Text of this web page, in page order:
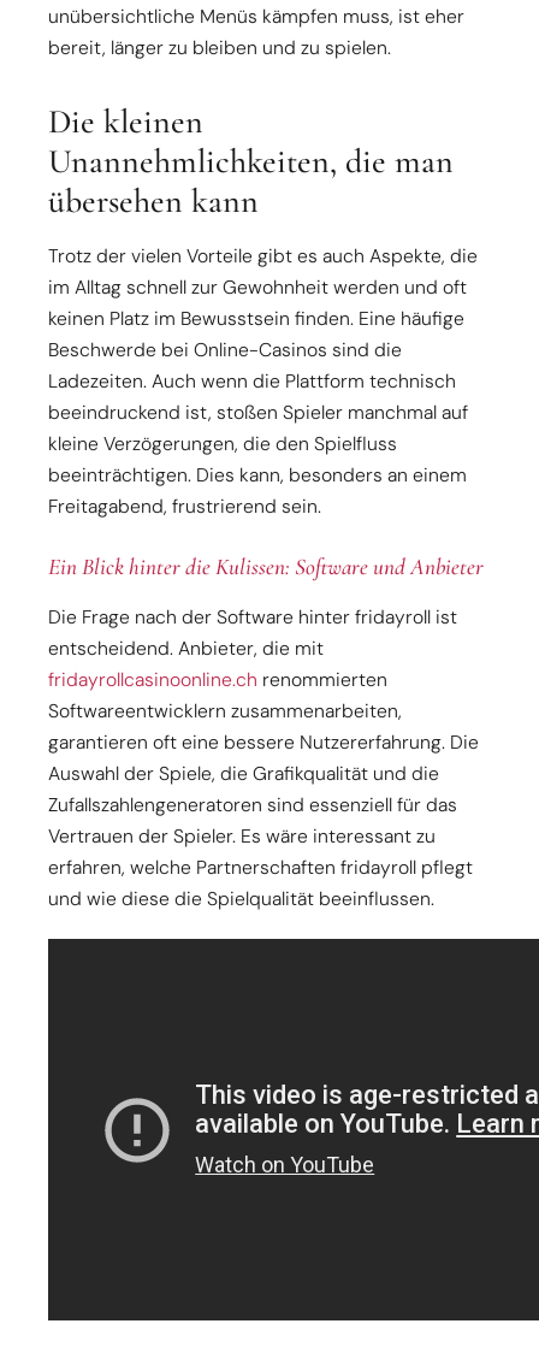
unübersichtliche Menüs kämpfen muss, ist eher
bereit, länger zu bleiben und zu spielen.
Die kleinen
Unannehmlichkeiten, die man
übersehen kann
Trotz der vielen Vorteile gibt es auch Aspekte, die
im Alltag schnell zur Gewohnheit werden und oft
keinen Platz im Bewusstsein finden. Eine häufige
Beschwerde bei Online-Casinos sind die
Ladezeiten. Auch wenn die Plattform technisch
beeindruckend ist, stoßen Spieler manchmal auf
kleine Verzögerungen, die den Spielfluss
beeinträchtigen. Dies kann, besonders an einem
Freitagabend, frustrierend sein.
Ein Blick hinter die Kulissen: Software und Anbieter
Die Frage nach der Software hinter fridayroll ist
entscheidend. Anbieter, die mit
fridayrollcasinoonline.ch renommierten
Softwareentwicklern zusammenarbeiten,
garantieren oft eine bessere Nutzererfahrung. Die
Auswahl der Spiele, die Grafikqualität und die
Zufallszahlengeneratoren sind essenziell für das
Vertrauen der Spieler. Es wäre interessant zu
erfahren, welche Partnerschaften fridayroll pflegt
und wie diese die Spielqualität beeinflussen.